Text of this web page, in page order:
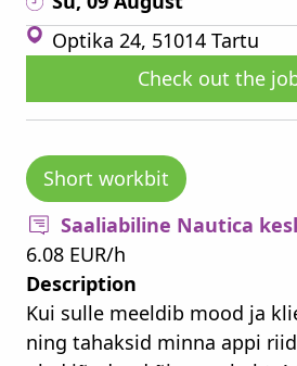
Optika 24, 51014 Tartu
Check out the
Short workbit
Saaliabiline Nautica
6.08 EUR/h
Description
Kui sulle meeldib mood ja
ning tahaksid minna appi